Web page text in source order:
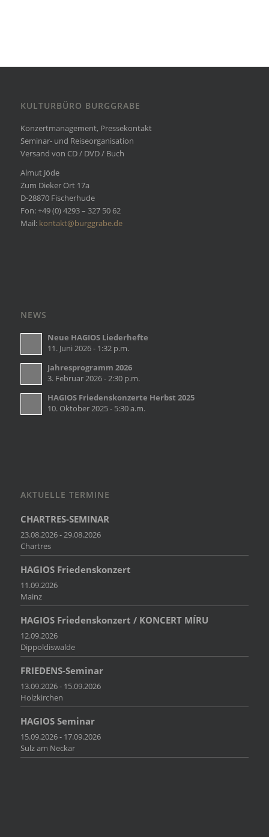
KULTURBÜRO BURGGRABE
Konzertmanagement, Pressekontakt
Seminar- und Reiseorganisation
Versand von CD / DVD / Buch
Almut Jöde
Zum Dieker Ort 17a
D-28870 Fischerhude
Fon: +49 (0) 4293 – 327 50 62
Mail: kontakt@burggrabe.de
NEWS
Neue HAGIOS Liederhefte
11. Juni 2026 - 1:32 p.m.
Jahresprogramm 2026
3. Februar 2026 - 2:30 p.m.
HAGIOS Friedenskonzerte Herbst 2025
10. Oktober 2025 - 5:30 a.m.
AKTUELLE TERMINE
CHARTRES-SEMINAR
23.08.2026 - 29.08.2026
Chartres
HAGIOS Friedenskonzert
11.09.2026
Mainz
HAGIOS Friedenskonzert / KONCERT MÍRU
12.09.2026
Dippoldiswalde
FRIEDENS-Seminar
13.09.2026 - 15.09.2026
Holzkirchen
HAGIOS Seminar
15.09.2026 - 17.09.2026
Sulz am Neckar